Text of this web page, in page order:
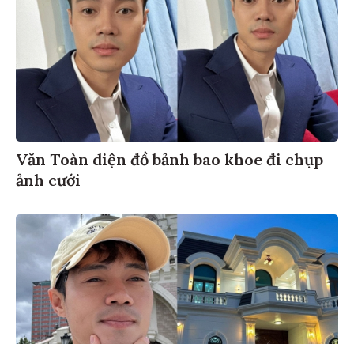
Văn Toàn diện đồ bảnh bao khoe đi chụp
ảnh cưới